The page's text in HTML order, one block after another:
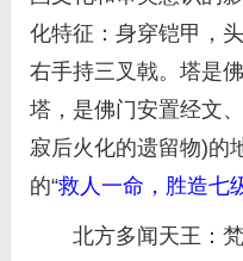
化特征：身穿铠甲，
右手持三叉戟。塔是
塔，是佛门安置经文
寂后火化的遗留物)的
的“救人一命，胜造七
北方多闻天王：梵